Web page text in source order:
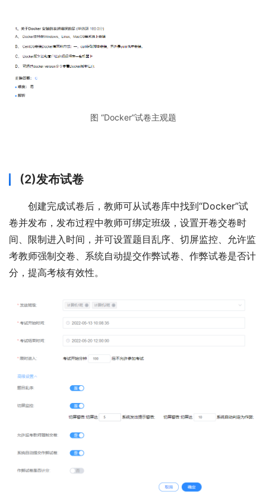
图 “Docker”试卷主观题
(2)发布试卷
创建完成试卷后，教师可从试卷库中找到“Docker”试
卷并发布，发布过程中教师可绑定班级，设置开卷交卷时
间、限制进入时间，并可设置题目乱序、切屏监控、允许监
考教师强制交卷、系统自动提交作弊试卷、作弊试卷是否计
分，提高考核有效性。